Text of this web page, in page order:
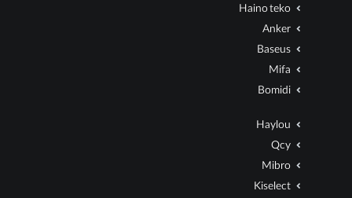
Haino teko
Anker
Baseus
Mifa
Bomidi
Haylou
Qcy
Mibro
Kiselect